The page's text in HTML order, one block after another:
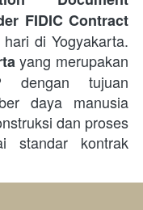
FIDIC Contract
di Yogyakarta.
yang merupakan
dengan tujuan
daya manusia
dan proses
standar kontrak